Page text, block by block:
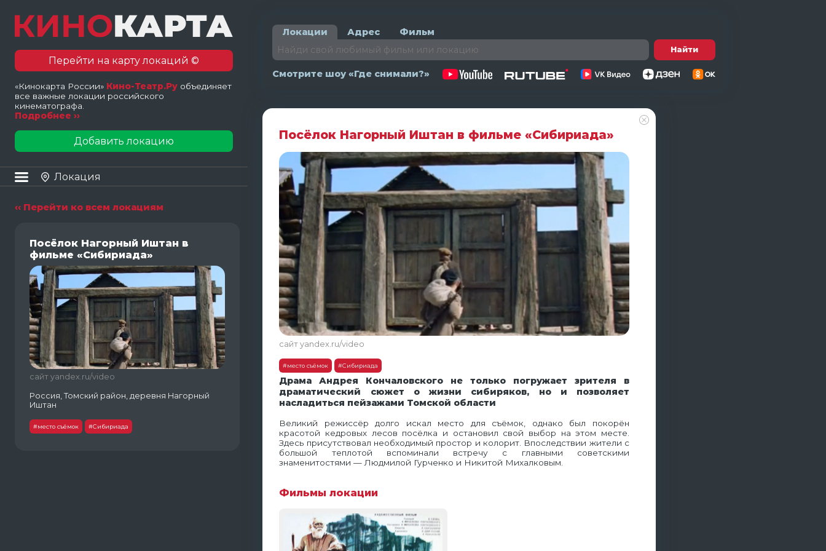
Перейти на карту локаций ©
«Кинокарта России» Кино-Театр.Ру объединяет
все важные локации российского
кинематографа.
Подробнее ››
Добавить локацию
Локация
‹‹ Перейти ко всем локациям
Посёлок Нагорный Иштан в
фильме «Сибириада»
сайт yandex.ru/video
Россия, Томский район, деревня Нагорный
Иштан
#место съёмок #Сибириада
Локации Адрес Фильм
Найти
Смотрите шоу «Где снимали?»
Посёлок Нагорный Иштан в фильме «Сибириада»
сайт yandex.ru/video
#место съёмок #Сибириада
Драма Андрея Кончаловского не только погружает зрителя в
драматический сюжет о жизни сибиряков, но и позволяет
насладиться пейзажами Томской области
Великий режиссёр долго искал место для съёмок, однако был покорён
красотой кедровых лесов посёлка и остановил свой выбор на этом месте.
Здесь присутствовал необходимый простор и колорит. Впоследствии жители с
большой теплотой вспоминали встречу с главными советскими
знаменитостями — Людмилой Гурченко и Никитой Михалковым.
Фильмы локации